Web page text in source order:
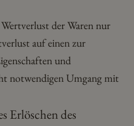
der Waren nur
auf einen zur
und
notwendigen Umgang mit
Erlöschen des